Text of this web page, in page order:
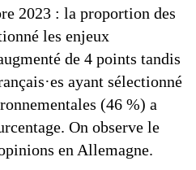
2023 : la proportion des
les enjeux
de 4 points tandis
ayant sélectionné
(46 %) a
On observe le
en Allemagne.